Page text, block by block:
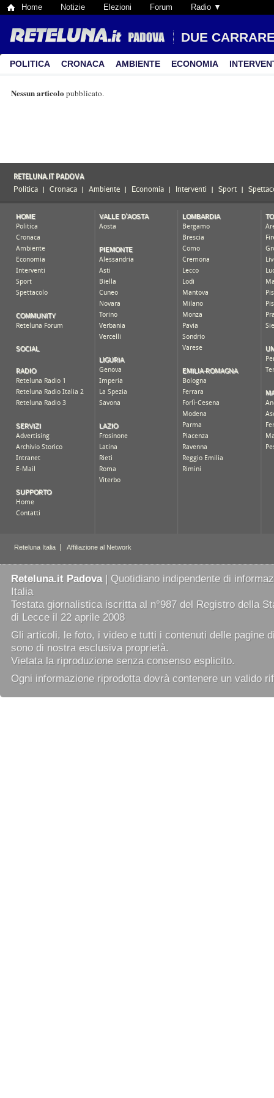
Home Notizie Elezioni Forum Radio ▼
DUE
POLITICA CRONACA AMBIENTE ECONOMIA
Nessun articolo pubblicato.
Reteluna.it Padova| Quotidiano indipendente di
Italia
Testata giornalistica iscritta al n°987 del Registro della
di Lecce il 22 aprile 2008
Gli articoli, le foto, i video e tutti i contenuti delle pagine
sono di nostra esclusiva proprietà.
Vietata la riproduzione senza consenso esplicito.
Ogni informazione riprodotta dovrà contenere un valido